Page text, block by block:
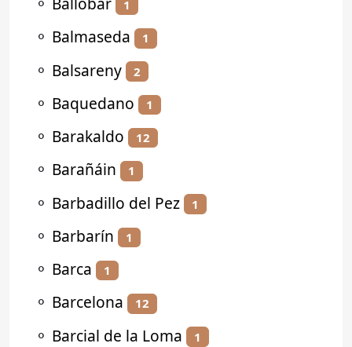
1
⚬ Balmaseda 1
⚬ Balsareny 2
⚬ Baquedano 1
⚬ Barakaldo 12
⚬ Barañáin 1
⚬ Barbadillo del Pez 1
⚬ Barbarín 1
⚬ Barca 1
⚬ Barcelona 12
⚬ Barcial de la Loma 1